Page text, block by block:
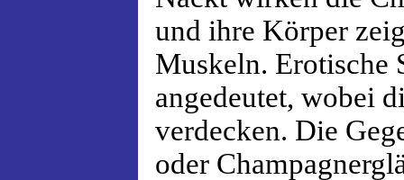
und ihre Körper
Muskeln. Erotische
angedeutet, wobei
verdecken. Die
oder